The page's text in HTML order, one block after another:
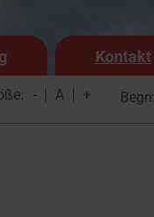
Kontakt
- A +